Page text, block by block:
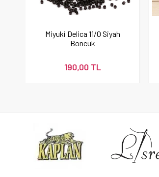
Miyuki Delica 11/0 Siyah
Boncuk
190,00 TL